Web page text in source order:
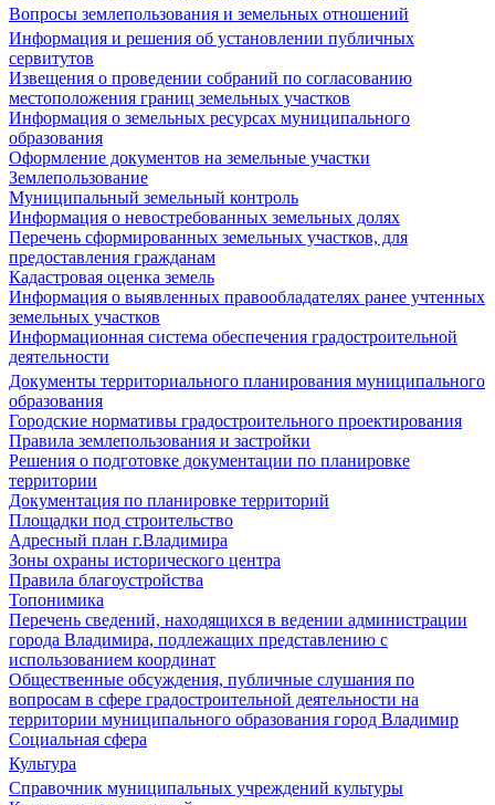
Вопросы землепользования и земельных отношений
Информация и решения об установлении публичных
сервитутов
Извещения о проведении собраний по согласованию
местоположения границ земельных участков
Информация о земельных ресурсах муниципального
образования
Оформление документов на земельные участки
Землепользование
Муниципальный земельный контроль
Информация о невостребованных земельных долях
Перечень сформированных земельных участков, для
предоставления гражданам
Кадастровая оценка земель
Информация о выявленных правообладателях ранее учтенных
земельных участков
Информационная система обеспечения градостроительной
деятельности
Документы территориального планирования муниципального
образования
Городские нормативы градостроительного проектирования
Правила землепользования и застройки
Решения о подготовке документации по планировке
территории
Документация по планировке территорий
Площадки под строительство
Адресный план г.Владимира
Зоны охраны исторического центра
Правила благоустройства
Топонимика
Перечень сведений, находящихся в ведении администрации
города Владимира, подлежащих представлению с
использованием координат
Общественные обсуждения, публичные слушания по
вопросам в сфере градостроительной деятельности на
территории муниципального образования город Владимир
Социальная сфера
Культура
Справочник муниципальных учреждений культуры